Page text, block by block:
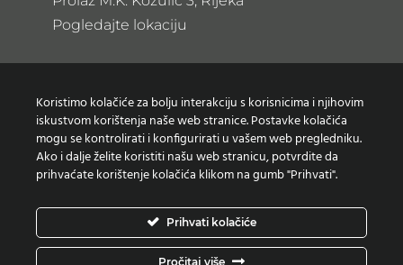
Pogledajte lokaciju
Prijavi se na naš newsletter
Izjava o korištenju Kolačića
Koristimo kolačiće za bolju interakciju s korisnicima i njihovim
iskustvom korištenja naše web stranice. Postavke kolačića
mogu se kontrolirati i konfigurirati u vašem web pregledniku.
Ako i dalje želite koristiti našu web stranicu, potvrdite da
prihvaćate korištenje kolačića klikom na gumb "Prihvati".
Prihvati kolačiće
Pročitaj više